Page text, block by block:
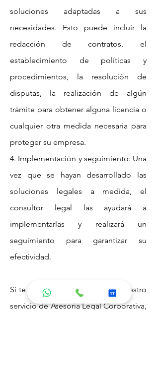
soluciones adaptadas a sus
necesidades. Esto puede incluir la
redacción de contratos, el
establecimiento de políticas y
procedimientos, la resolución de
disputas, la realización de algún
trámite para obtener alguna licencia o
cualquier otra medida necesaria para
proteger su empresa.
4. Implementación y seguimiento: Una
vez que se hayan desarrollado las
soluciones legales a medida, el
consultor legal las ayudará a
implementarlas y realizará un
seguimiento para garantizar su
efectividad.
Si te gustaría saber más sobre nuestro
servicio de Asesoría Legal Corporativa,